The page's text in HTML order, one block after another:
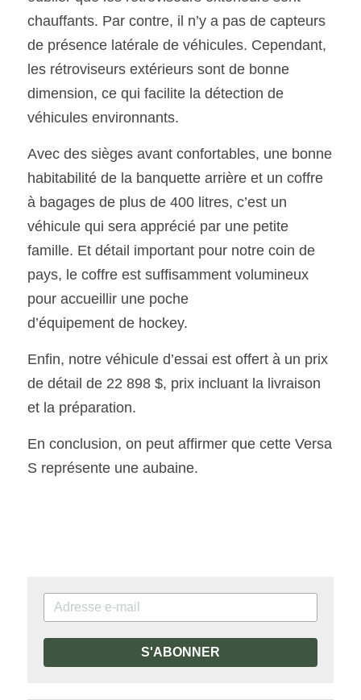
chauffants. Par contre, il n’y a pas de capteurs
de présence latérale de véhicules. Cependant,
les rétroviseurs extérieurs sont de bonne
dimension, ce qui facilite la détection de
véhicules environnants.
Avec des sièges avant confortables, une bonne
habitabilité de la banquette arrière et un coffre
à bagages de plus de 400 litres, c’est un
véhicule qui sera apprécié par une petite
famille. Et détail important pour notre coin de
pays, le coffre est suffisamment volumineux
pour accueillir une poche
d’équipement de hockey.
Enfin, notre véhicule d’essai est offert à un prix
de détail de 22 898 $, prix incluant la livraison
et la préparation.
En conclusion, on peut affirmer que cette Versa
S représente une aubaine.
S'ABONNER